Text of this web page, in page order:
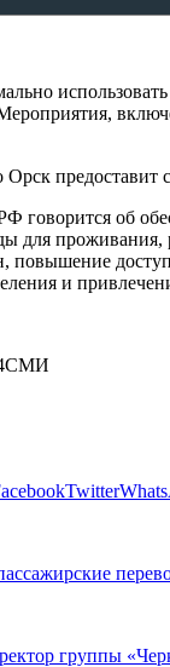
использовать
предоставит
говорится об
для проживания,
повышение
и
Twitter
группы